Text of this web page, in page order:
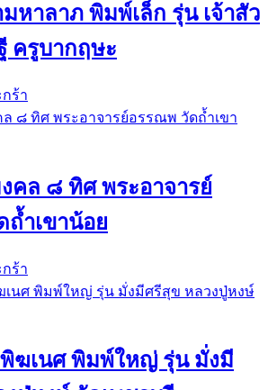
หาลาภ พิมพ์เล็ก รุ่น เจ้าสัว
ครูบากฤษะ
ร้า
คล ๘ ทิศ พระอาจารย์
ำเขาน้อย
ร้า
ฆเนศ พิมพ์ใหญ่ รุ่น มั่งมี